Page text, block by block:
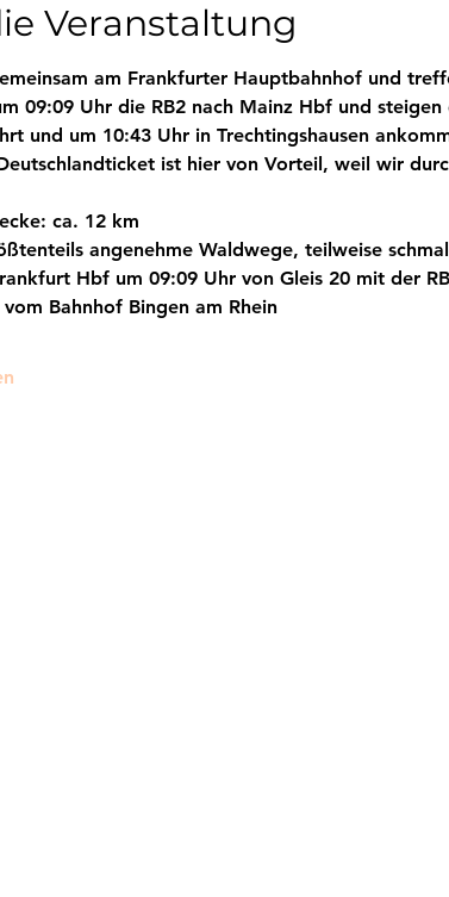
Veranstaltung
am Frankfurter Hauptbahnhof und
09:09 Uhr die RB2 nach Mainz Hbf und
und um 10:43 Uhr in Trechtingshausen
ist hier von Vorteil, weil wir
ca. 12 km
angenehme Waldwege, teilweise
Hbf um 09:09 Uhr von Gleis 20 mit der
Bahnhof Bingen am Rhein